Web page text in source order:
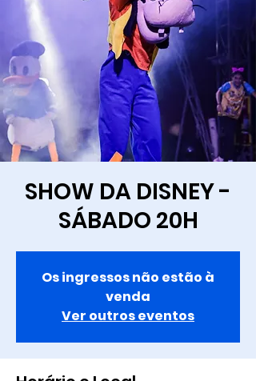
SHOW DA DISNEY -
SÁBADO 20H
Os ingressos não estão à
venda
Ver outros eventos